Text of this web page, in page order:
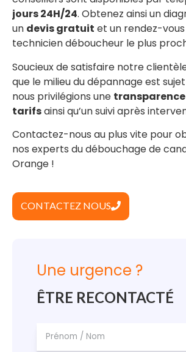
jours 24H/24. Obtenez ainsi un
un devis gratuit et un rendez-
technicien déboucheur le plus
Soucieux de satisfaire notre
que le milieu du dépannage est
nous privilégions une
tarifsainsi qu’un suivi après
Contactez-nous au plus vite pour
nos experts du débouchage de
Orange !
CONTACTEZ NOUS
Une urgence ?
ÊTRE RECONTACTÉ